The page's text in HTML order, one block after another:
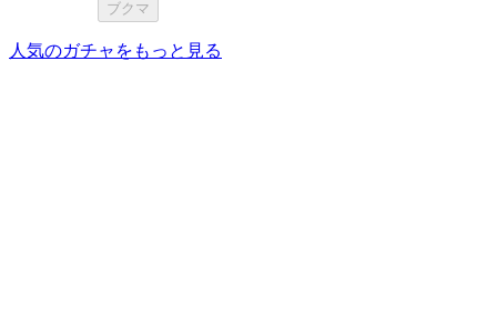
ブクマ
人気のガチャをもっと見る